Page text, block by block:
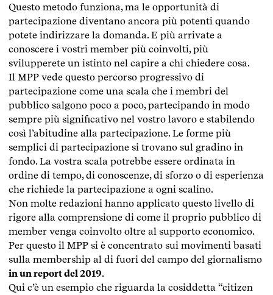
Questo metodo funziona, ma le opportunità di
partecipazione diventano ancora più potenti quando
potete indirizzare la domanda. E più arrivate a
conoscere i vostri member più coinvolti, più
svilupperete un istinto nel capire a chi chiedere cosa.
Il MPP vede questo percorso progressivo di
partecipazione come una scala che i membri del
pubblico salgono poco a poco, partecipando in modo
sempre più significativo nel vostro lavoro e stabilendo
così l’abitudine alla partecipazione. Le forme più
semplici di partecipazione si trovano sul gradino in
fondo. La vostra scala potrebbe essere ordinata in
ordine di tempo, di conoscenze, di sforzo o di esperienza
che richiede la partecipazione a ogni scalino.
Non molte redazioni hanno applicato questo livello di
rigore alla comprensione di come il proprio pubblico di
member venga coinvolto oltre al supporto economico.
Per questo il MPP si è concentrato sui movimenti basati
sulla membership al di fuori del campo del giornalismo
in un report del 2019.
Qui c’è un esempio che riguarda la cosiddetta “citizen